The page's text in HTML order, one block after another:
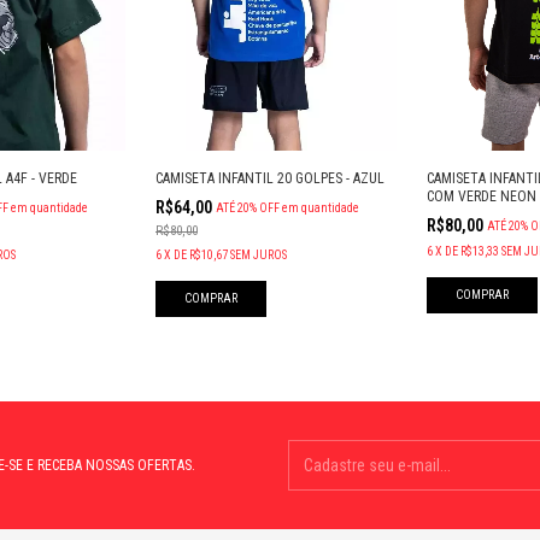
A4F - VERDE
em quantidade
CAMISETA INFANTIL 20 GOLPES - AZUL
R$64,00 ATÉ 20% OFFem quantidade
R$80,00
6X DE R$10,67SEM JUROS
COMPRAR
CAMISETA
COM VERDE NEON
R$80,00 ATÉ 20%
6X DE R$13,33 SEM
COMPRAR
SE E RECEBA NOSSAS OFERTAS.